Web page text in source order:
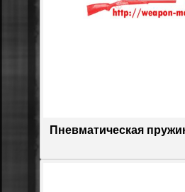
Пневматическая